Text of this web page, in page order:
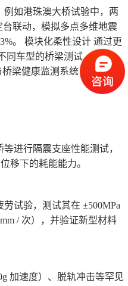
如港珠澳大桥试验中，两
台联动，模拟多点多维地震
。 模块化柔性设计 通过更
同车型的桥梁测试，适应
梁健康监测系统（如云端
进行隔震支座性能测试，
移下的耗能能力。
试验，测试其在 ±500MPa
/ 次），并验证新型材料
加速度）、脱轨冲击等罕见